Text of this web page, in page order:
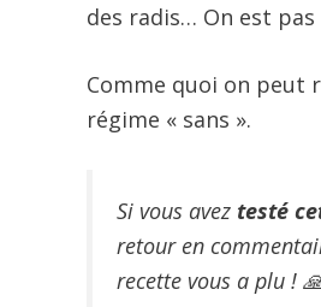
des radis… On est
Comme quoi on peut
régime « sans ».
Si vous avez testé
retour en
recette vous a plu !